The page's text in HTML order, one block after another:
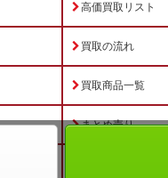
高価買取リスト
買取の流れ
買取商品一覧
まとめ売り